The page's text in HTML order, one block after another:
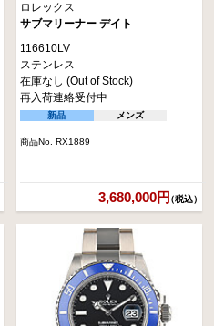
ロレックス
サブマリーナー デイト
116610LV
ステンレス
在庫なし (Out of Stock)
再入荷連絡受付中
新品 メンズ
商品No. RX1889
3,680,000円（税込）